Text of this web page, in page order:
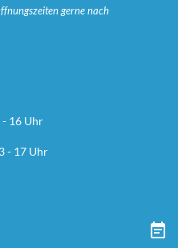
gerne nach
16 Uhr
- 17 Uhr